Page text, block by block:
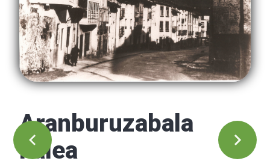
Aranburuzabala
kalea